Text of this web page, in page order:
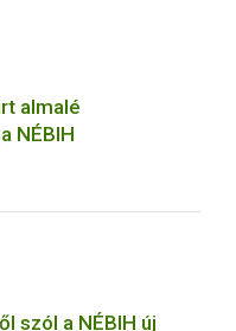
almalé
NÉBIH
szól a NÉBIH új